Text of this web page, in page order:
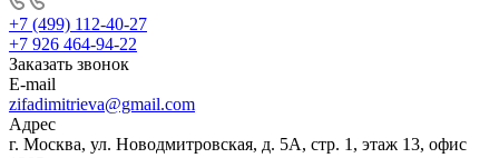
+7 (499) 112-40-27
+7 926 464-94-22
Заказать звонок
E-mail
zifadimitrieva@gmail.com
Адрес
г. Москва, ул. Новодмитровская, д. 5А, стр. 1, этаж 13, офис